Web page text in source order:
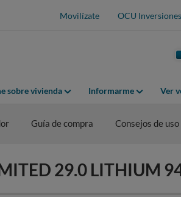
Movilízate OCU Inversiones
sobre vivienda Informarme Ver
Guía de compra Consejos de uso
29.0 LITHIUM